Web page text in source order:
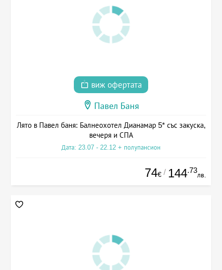
виж офертата
Павел Баня
Лято в Павел баня: Балнеохотел Дианамар 5* със закуска,
вечеря и СПА
Дата: 23.07 - 22.12 + полупансион
74€ / 144.73
лв.